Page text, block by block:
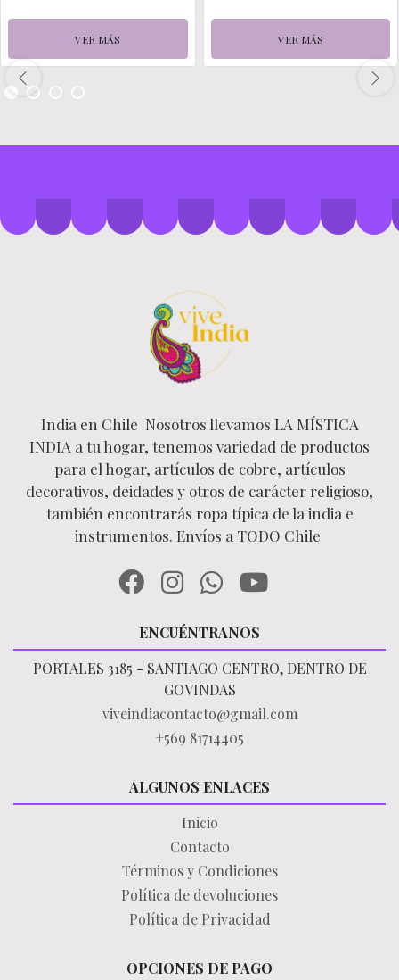
VER MÁS VER MÁS
India en Chile Nosotros llevamos LA MÍSTICA
INDIA a tu hogar, tenemos variedad de productos
para el hogar, artículos de cobre, artículos
decorativos, deidades y otros de carácter religioso,
también encontrarás ropa típica de la india e
instrumentos. Envíos a TODO Chile
ENCUÉNTRANOS
PORTALES 3185 - SANTIAGO CENTRO, DENTRO DE
GOVINDAS
viveindiacontacto@gmail.com
+569 81714405
ALGUNOS ENLACES
Inicio
Contacto
Términos y Condiciones
Política de devoluciones
Política de Privacidad
OPCIONES DE PAGO